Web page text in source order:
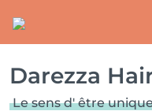
Darezza
Le sens d' être